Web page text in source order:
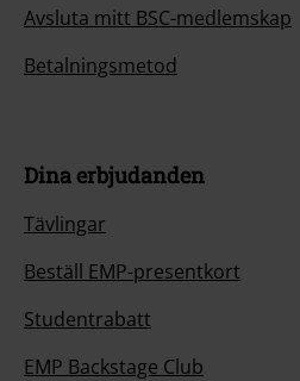
Avsluta mitt BSC-medlemskap
Betalningsmetod
Dina erbjudanden
Tävlingar
Beställ EMP-presentkort
Studentrabatt
EMP Backstage Club